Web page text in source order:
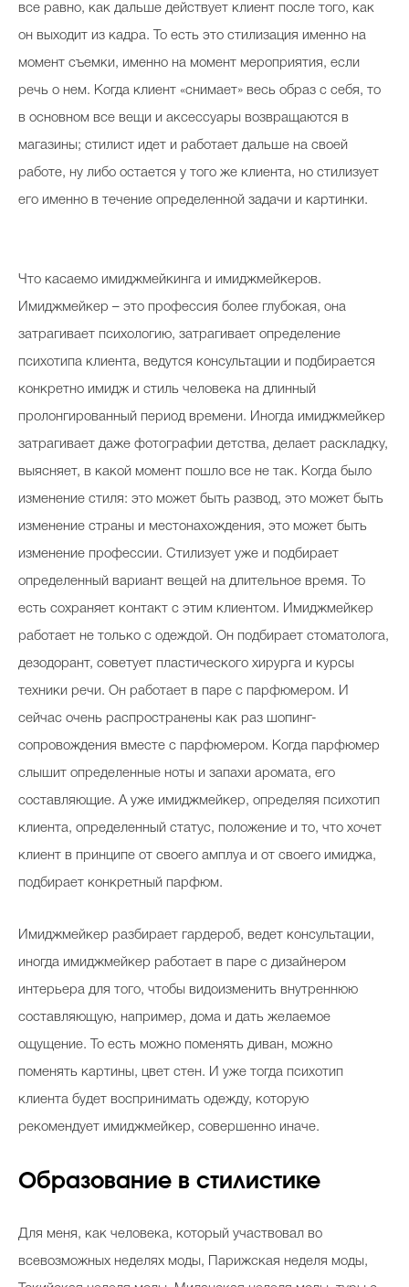
Celebrity дня
Beauty- битвы
все равно, как дальше действует клиент после того, как
он выходит из кадра. То есть это стилизация именно на
момент съемки, именно на момент мероприятия, если
речь о нем. Когда клиент «снимает» весь образ с себя, то
в основном все вещи и аксессуары возвращаются в
магазины; стилист идет и работает дальше на своей
работе, ну либо остается у того же клиента, но стилизует
его именно в течение определенной задачи и картинки.
Что касаемо имиджмейкинга и имиджмейкеров.
Имиджмейкер – это профессия более глубокая, она
затрагивает психологию, затрагивает определение
психотипа клиента, ведутся консультации и подбирается
конкретно имидж и стиль человека на длинный
пролонгированный период времени. Иногда имиджмейкер
затрагивает даже фотографии детства, делает раскладку,
выясняет, в какой момент пошло все не так. Когда было
изменение стиля: это может быть развод, это может быть
изменение страны и местонахождения, это может быть
изменение профессии. Стилизует уже и подбирает
определенный вариант вещей на длительное время. То
есть сохраняет контакт с этим клиентом. Имиджмейкер
работает не только с одеждой. Он подбирает стоматолога,
дезодорант, советует пластического хирурга и курсы
техники речи. Он работает в паре с парфюмером. И
сейчас очень распространены как раз шопинг-
сопровождения вместе с парфюмером. Когда парфюмер
слышит определенные ноты и запахи аромата, его
составляющие. А уже имиджмейкер, определяя психотип
клиента, определенный статус, положение и то, что хочет
клиент в принципе от своего амплуа и от своего имиджа,
подбирает конкретный парфюм.
Имиджмейкер разбирает гардероб, ведет консультации,
иногда имиджмейкер работает в паре с дизайнером
интерьера для того, чтобы видоизменить внутреннюю
составляющую, например, дома и дать желаемое
ощущение. То есть можно поменять диван, можно
поменять картины, цвет стен. И уже тогда психотип
клиента будет воспринимать одежду, которую
рекомендует имиджмейкер, совершенно иначе.
Образование в стилистике
Для меня, как человека, который участвовал во
всевозможных неделях моды, Парижская неделя моды,